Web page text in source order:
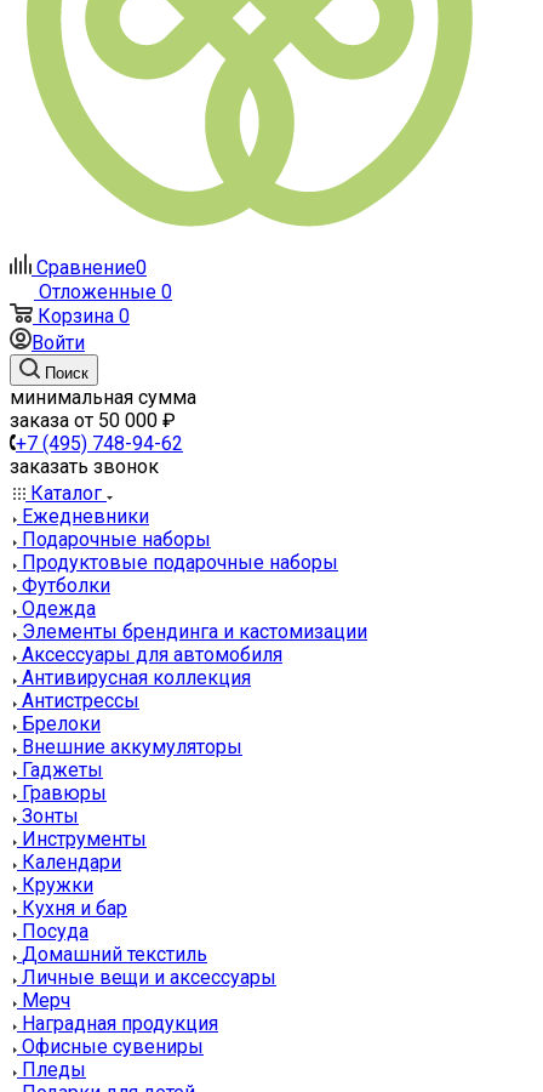
Сравнение0
Отложенные 0
Корзина 0
Войти
Поиск
минимальная сумма
заказа от 50 000 ₽
+7 (495) 748-94-62
заказать звонок
Каталог
Ежедневники
Подарочные наборы
Продуктовые подарочные наборы
Футболки
Одежда
Элементы брендинга и кастомизации
Аксессуары для автомобиля
Антивирусная коллекция
Антистрессы
Брелоки
Внешние аккумуляторы
Гаджеты
Гравюры
Зонты
Инструменты
Календари
Кружки
Кухня и бар
Посуда
Домашний текстиль
Личные вещи и аксессуары
Мерч
Наградная продукция
Офисные сувениры
Пледы